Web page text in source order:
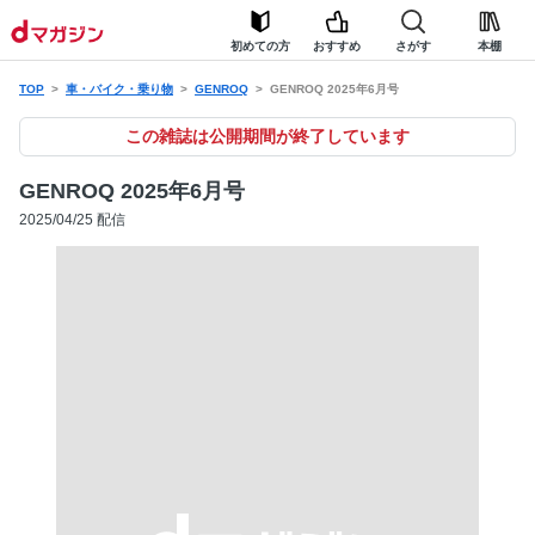
初めての方 おすすめ さがす 本棚
TOP 車・バイク・乗り物 GENROQ GENROQ 2025年6月号
この雑誌は公開期間が終了しています
GENROQ 2025年6月号
2025/04/25 配信